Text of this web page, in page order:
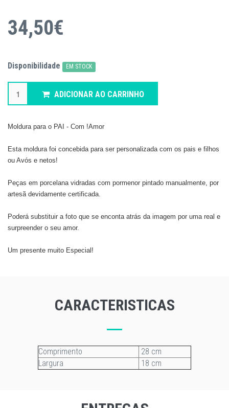
34,50€
Disponibilidade EM STOCK
ADICIONAR AO CARRINHO
Moldura para o PAI - Com !Amor
Esta moldura foi concebida para ser personalizada com os pais e filhos
ou Avós e netos!
Peças em porcelana vidradas com pormenor pintado manualmente, por
artesã devidamente certificada.
Poderá substituir a foto que se enconta atrás da imagem por uma real e
surpreender o seu amor.
​Um presente muito Especial!
CARACTERISTICAS
Comprimento
28 cm
Largura
18 cm